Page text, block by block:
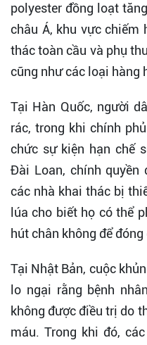
polyester đồng loạt
châu Á, khu vực chiếm
thác toàn cầu và phụ
cũng như các loại hàng
Tại Hàn Quốc, người
rác, trong khi chính
chức sự kiện hạn chế
Đài Loan, chính quyền
các nhà khai thác bị
lúa cho biết họ có thể
hút chân không để đóng
Tại Nhật Bản, cuộc
lo ngại rằng bệnh
không được điều trị do
máu. Trong khi đó,